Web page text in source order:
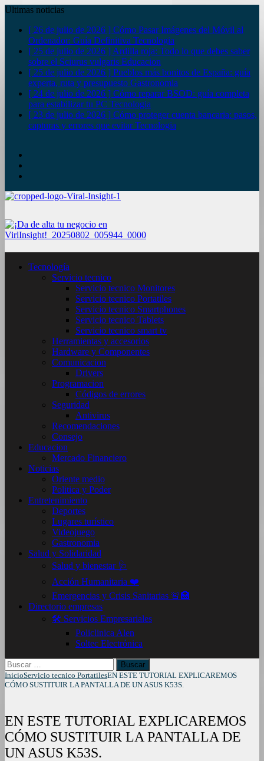
Ultimas noticias
[ 26 de julio de 2026 ] Cómo Pasar Imágenes del Móvil al
Ordenador: Guía Definitiva Tecnologia
[ 25 de julio de 2026 ] Ardilla roja: Todo lo que debes saber
sobre el Sciurus vulgaris Educacion
[ 25 de julio de 2026 ] Pueblos más bonitos de España: guía
experta, ruta y presupuesto Gastronomia
[ 24 de julio de 2026 ] Cómo reparar BSOD: guía completa
para estabilizar tu PC Tecnologia
[ 23 de julio de 2026 ] Cómo proteger cuenta bancaria: pasos,
capturas y errores que evitarTecnologia
Tecnología
Servicio tecnico
Servicio tecnico Monitores
Servicio tecnico Portatiles
Servicio tecnico Smartphones
Servicio tecnico Tablets
Servicio tecnico smart tv
Herramientas y accesorios
Hardware y Componentes
Comunicacion
Drivers
Programacion
Códigos de errores
Seguridad
Antivirus
Recomendaciones
Consejo
Educacion
Mercado Financiero
Noticias
Oriente medio
Politica y Poder
Entretenimiento
Deportes
Lugares turístico
Videojuego
Gastronomia
Salud y Solidaridad
Salud y bienestar 🩺
Acción Humanitaria ❤️
Emergencias y Crisis Sanitarias 🚨🏥
Directorio empresas
🛠️ Servicios Empresariales
Policlinica Alen
Soltec Electrónica
Buscar:
InicioServicio tecnico PortatilesEN ESTE TUTORIAL EXPLICAREMOS
CÓMO SUSTITUIR LA PANTALLA DE UN ASUS K53S.
EN ESTE TUTORIAL EXPLICAREMOS
CÓMO SUSTITUIR LA PANTALLA DE
UN ASUS K53S.